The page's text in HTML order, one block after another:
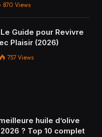
870 Views
Guide pour Revivre
Plaisir (2026)
757 Views
huile d’olive
? Top 10 complet